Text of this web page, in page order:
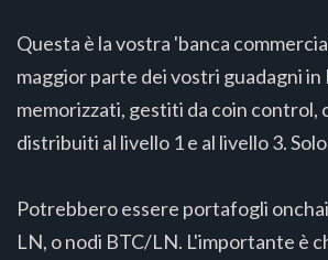
Questa è la vostra 'banca
maggior parte dei vostri guadagni in
memorizzati, gestiti da coin control,
distribuiti al livello 1 e al livello 3.
Potrebbero essere portafogli
LN, o nodi BTC/LN. L'importante è